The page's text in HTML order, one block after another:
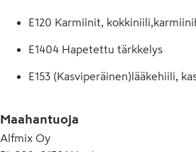
E120 Karmiinit,
E1404 Hapetettu tärkkelys
E153 (Kasviperäinen)lääkehiili,
E331 Natriumsitraatti
Maahantuoja
Alfmix Oy